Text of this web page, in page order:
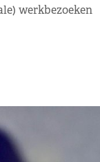
werkbezoeken